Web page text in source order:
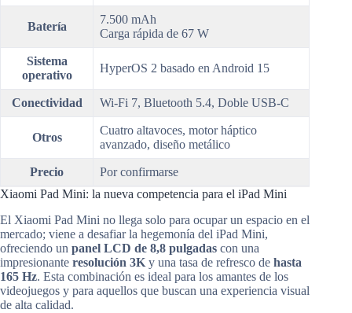
Batería
7.500 mAh
Carga rápida de 67 W
Sistema
operativo
HyperOS 2 basado en Android 15
Conectividad Wi-Fi 7, Bluetooth 5.4, Doble USB-C
Otros
Cuatro altavoces, motor háptico
avanzado, diseño metálico
Precio
Por confirmarse
Xiaomi Pad Mini: la nueva competencia para el iPad Mini
El Xiaomi Pad Mini no llega solo para ocupar un espacio en el
mercado; viene a desafiar la hegemonía del iPad Mini,
ofreciendo un panel LCD de 8,8 pulgadas con una
impresionante resolución 3K y una tasa de refresco de hasta
165 Hz. Esta combinación es ideal para los amantes de los
videojuegos y para aquellos que buscan una experiencia visual
de alta calidad.